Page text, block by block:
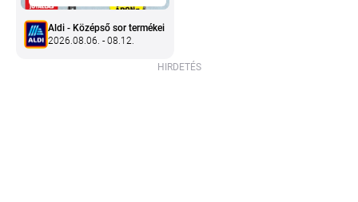
Aldi - Középső sor termékei
2026.08.06. - 08.12.
HIRDETÉS